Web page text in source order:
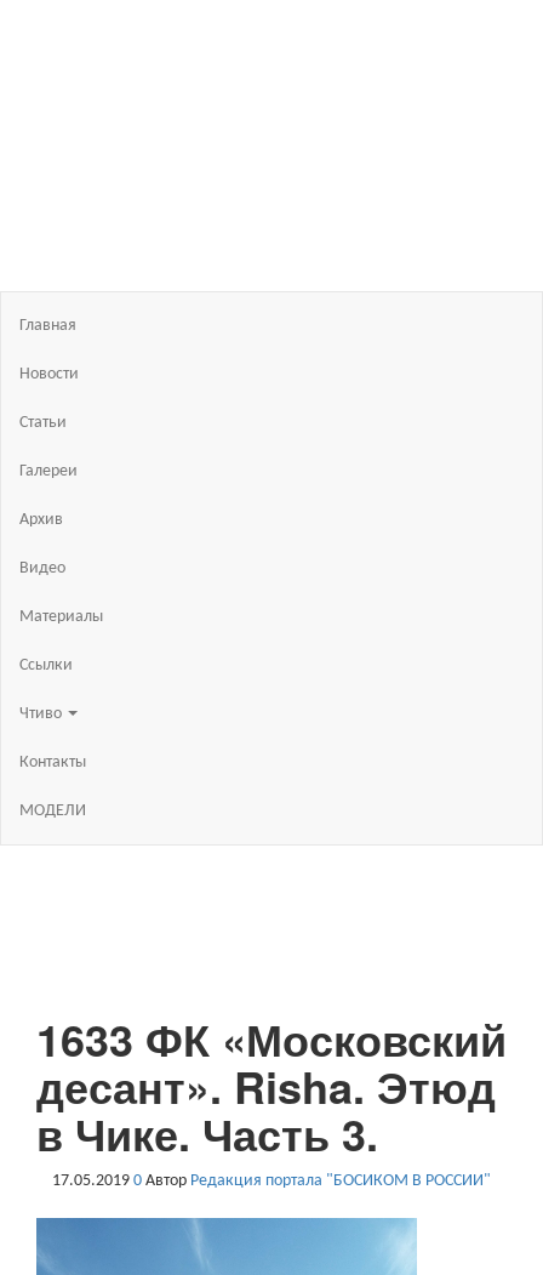
Главная
Новости
Статьи
Галереи
Архив
Видео
Материалы
Ссылки
Чтиво
Контакты
МОДЕЛИ
1633 ФК «Московский
десант». Risha. Этюд
в Чике. Часть 3.
17.05.2019 0 Автор Редакция портала "БОСИКОМ В РОССИИ"